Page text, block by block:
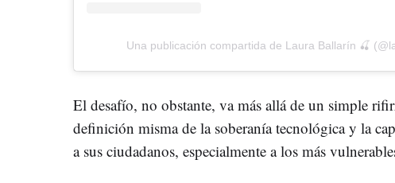
Una publicación compartida de Laura Ballarín 🍒
El desafío, no obstante, va más allá de un simple
definición misma de la soberanía tecnológica y la
a sus ciudadanos, especialmente a los más